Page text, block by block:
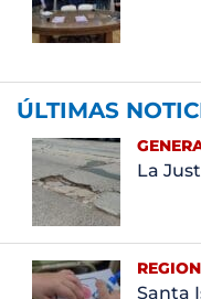
ÚLTIMAS
La
Santa